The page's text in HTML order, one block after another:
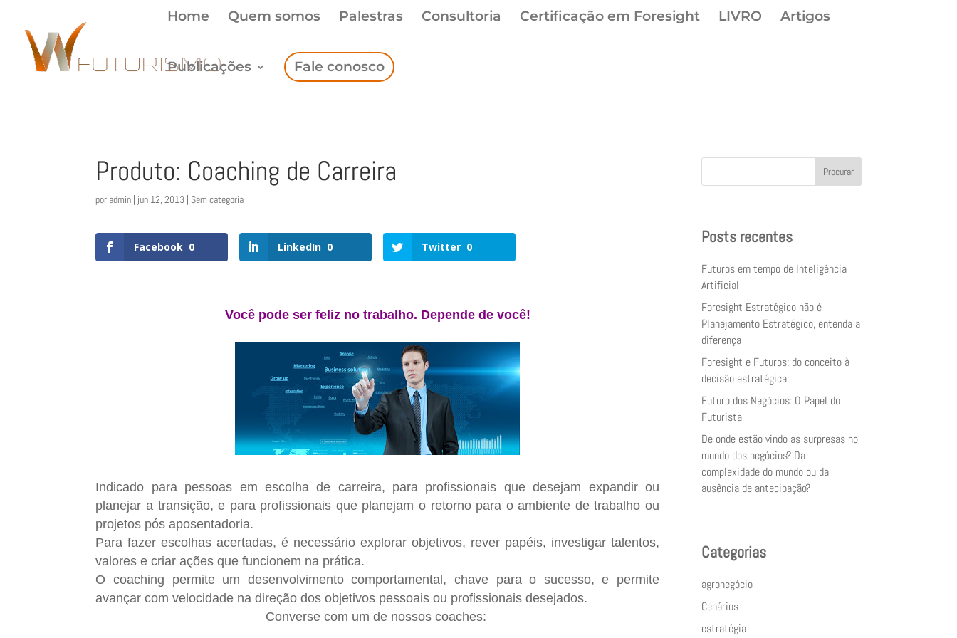
Home Quem somos Palestras Consultoria Certificação em Foresight LIVRO Artigos
Publicações Fale conosco
Produto: Coaching de Carreira
por admin jun 12, 2013 | Sem categoria
Facebook 0 LinkedIn 0 Twitter 0
Você pode ser feliz no trabalho. Depende de você!
Indicado para pessoas em escolha de carreira, para profissionais que desejam expandir ou
planejar a transição, e para profissionais que planejam o retorno para o ambiente de trabalho ou
projetos pós aposentadoria.
Para fazer escolhas acertadas, é necessário explorar objetivos, rever papéis, investigar talentos,
valores e criar ações que funcionem na prática.
O coaching permite um desenvolvimento comportamental, chave para o sucesso, e permite
avançar com velocidade na direção dos objetivos pessoais ou profissionais desejados.
Converse com um de nossos coaches:
Procurar
Posts recentes
Futuros em tempo de Inteligência
Artificial
Foresight Estratégico não é
Planejamento Estratégico, entenda a
diferença
Foresight e Futuros: do conceito à
decisão estratégica
Futuro dos Negócios: O Papel do
Futurista
De onde estão vindo as surpresas no
mundo dos negócios? Da
complexidade do mundo ou da
ausência de antecipação?
Categorias
agronegócio
Cenários
estratégia